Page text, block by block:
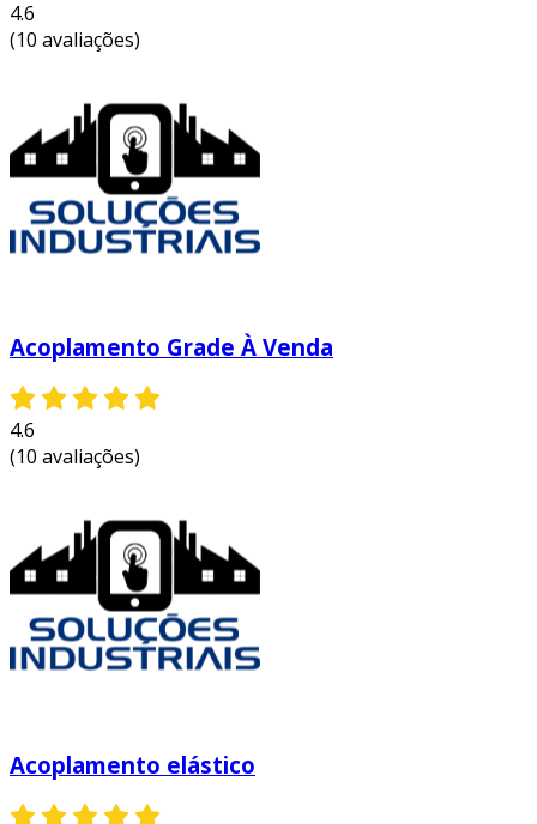
4.6
(10 avaliações)
Acoplamento Grade À Venda
4.6
(10 avaliações)
Acoplamento elástico